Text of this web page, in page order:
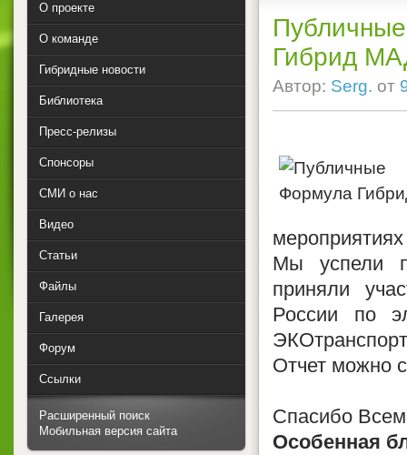
Гибрид
Автор: Serg. от
Мы успели
приняли
России по
Отчет можно
Спасибо
Особенная
О проекте
О команде
Гибридные новости
Библиотека
Пресс-релизы
Спонсоры
СМИ о нас
Видео
Статьи
Файлы
Галерея
Форум
Ссылки
Расширенный поиск
Мобильная версия сайта